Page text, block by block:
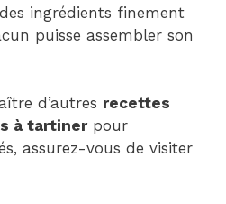
ingrédients finement
puisse assembler son
d’autres recettes
à tartinerpour
assurez-vous de visiter